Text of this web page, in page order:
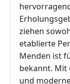
ziehen
etablierte
Menden ist
bekannt. Mit
und